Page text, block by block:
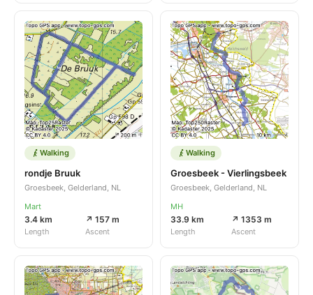
Walking
rondje Bruuk
Groesbeek, Gelderland, NL
Mart
3.4 km
Length
↗ 157 m
Ascent
Walking
Groesbeek - Vierlingsbeek
Groesbeek, Gelderland, NL
MH
33.9 km
Length
↗ 1353 m
Ascent